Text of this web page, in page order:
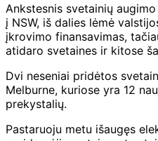
Ankstesnis svetainių
į NSW, iš dalies lėmė
įkrovimo finansavimas,
atidaro svetaines ir kitose
Dvi neseniai pridėtos
Melburne, kuriose yra 12
prekystalių.
Pastaruoju metu išaugęs